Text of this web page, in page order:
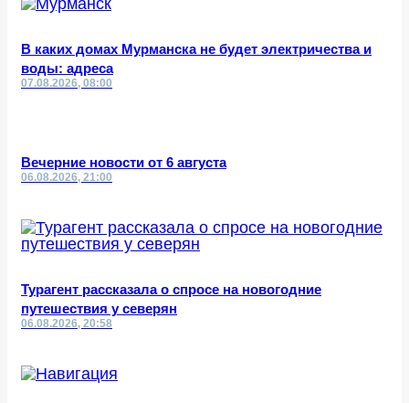
В каких домах Мурманска не будет электричества и
воды: адреса
07.08.2026, 08:00
Вечерние новости от 6 августа
06.08.2026, 21:00
Турагент рассказала о спросе на новогодние
путешествия у северян
06.08.2026, 20:58